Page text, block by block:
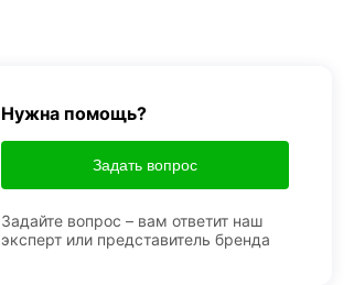
Нужна помощь?
Задать вопрос
Задайте вопрос – вам ответит наш
эксперт или представитель бренда